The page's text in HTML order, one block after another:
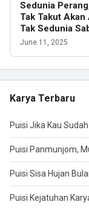
Sedunia
Tak Takut Akan
Tak Sedunia
June 11, 2025
Karya Terbaru
Puisi Jika Kau
Puisi Panmunjom,
Puisi Sisa Hujan
Puisi Kejatuhan